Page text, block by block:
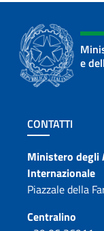
e
Sezione
CONTATTI
Contatti
Ministero degli
Internazionale
Piazzale della
Centralino